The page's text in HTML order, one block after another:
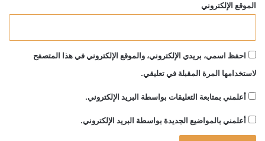
الموقع الإلكتروني
احفظ اسمي، بريدي الإلكتروني، والموقع الإلكتروني في هذا المتصفح
لاستخدامها المرة المقبلة في تعليقي.
أعلمني بمتابعة التعليقات بواسطة البريد الإلكتروني.
أعلمني بالمواضيع الجديدة بواسطة البريد الإلكتروني.